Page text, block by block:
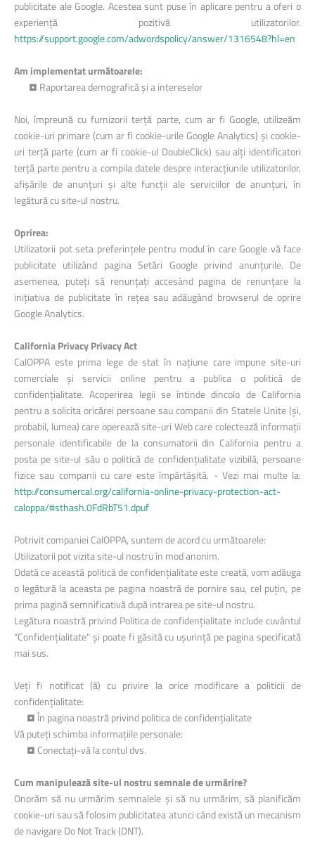
publicitate ale Google. Acestea sunt puse în aplicare pentru a oferi o
experiență pozitivă utilizatorilor.
https://support.google.com/adwordspolicy/answer/1316548?hl=en
Am implementat următoarele:
• Raportarea demografică și a intereselor
Noi, împreună cu furnizorii terță parte, cum ar fi Google, utilizeăm
cookie-uri primare (cum ar fi cookie-urile Google Analytics) și cookie-
uri terță parte (cum ar fi cookie-ul DoubleClick) sau alți identificatori
terță parte pentru a compila datele despre interacțiunile utilizatorilor,
afișările de anunțuri și alte funcții ale serviciilor de anunțuri, în
legătură cu site-ul nostru.
Oprirea:
Utilizatorii pot seta preferințele pentru modul în care Google vă face
publicitate utilizând pagina Setări Google privind anunțurile. De
asemenea, puteți să renunțați accesând pagina de renunțare la
inițiativa de publicitate în rețea sau adăugând browserul de oprire
Google Analytics.
California Privacy Privacy Act
CalOPPA este prima lege de stat în națiune care impune site-uri
comerciale și servicii online pentru a publica o politică de
confidențialitate. Acoperirea legii se întinde dincolo de California
pentru a solicita oricărei persoane sau companii din Statele Unite (și,
probabil, lumea) care operează site-uri Web care colectează informații
personale identificabile de la consumatorii din California pentru a
posta pe site-ul său o politică de confidențialitate vizibilă, persoane
fizice sau companii cu care este împărtășită. - Vezi mai multe la:
http://consumercal.org/california-online-privacy-protection-act-
caloppa/#sthash.0FdRbT51.dpuf
Potrivit companiei CalOPPA, suntem de acord cu următoarele:
Utilizatorii pot vizita site-ul nostru în mod anonim.
Odată ce această politică de confidențialitate este creată, vom adăuga
o legătură la aceasta pe pagina noastră de pornire sau, cel puțin, pe
prima pagină semnificativă după intrarea pe site-ul nostru.
Legătura noastră privind Politica de confidențialitate include cuvântul
"Confidențialitate" și poate fi găsită cu ușurință pe pagina specificată
mai sus.
Veți fi notificat (ă) cu privire la orice modificare a politicii de
confidențialitate:
• În pagina noastră privind politica de confidențialitate
Vă puteți schimba informațiile personale:
• Conectați-vă la contul dvs.
Cum manipulează site-ul nostru semnale de urmărire?
Onorăm să nu urmărim semnalele și să nu urmărim, să planificăm
cookie-uri sau să folosim publicitatea atunci când există un mecanism
de navigare Do Not Track (DNT).